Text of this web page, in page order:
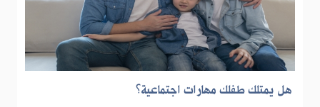
هل يمتلك طفلك مهارات اجتماعية؟